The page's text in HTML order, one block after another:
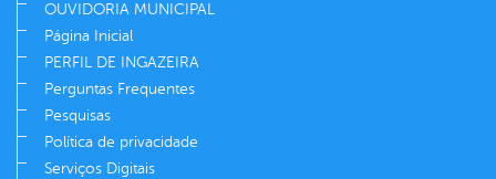
OUVIDORIA MUNICIPAL
Página Inicial
PERFIL DE INGAZEIRA
Perguntas Frequentes
Pesquisas
Política de privacidade
Serviços Digitais